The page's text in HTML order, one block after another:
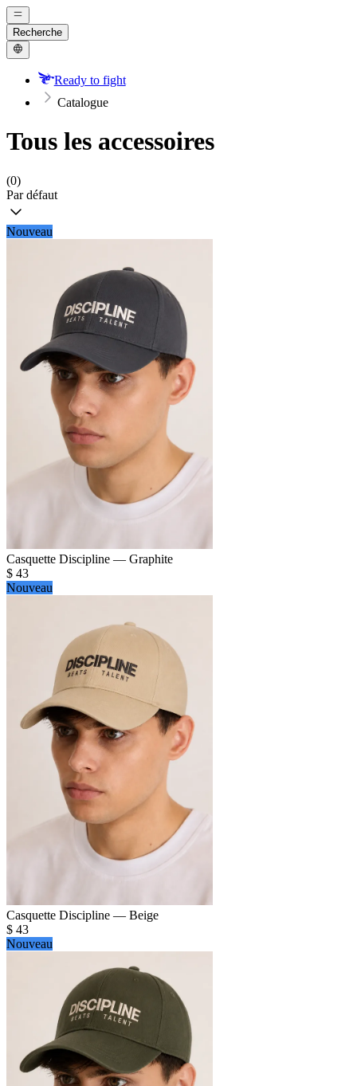
Recherche
Ready to fight
Catalogue
Tous les accessoires
(0)
Par défaut
Nouveau
Casquette Discipline — Graphite
$ 43
Nouveau
Casquette Discipline — Beige
$ 43
Nouveau